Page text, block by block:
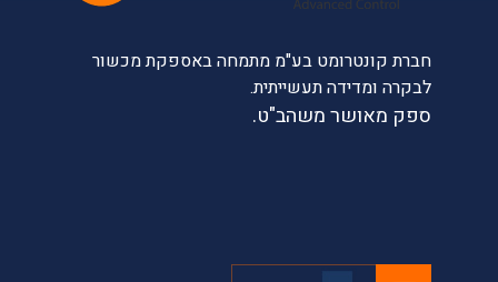
חברת קונטרומט בע"מ מתמחה באספקת מכשור
לבקרה ומדידה תעשייתית.
ספק מאושר משהב"ט.